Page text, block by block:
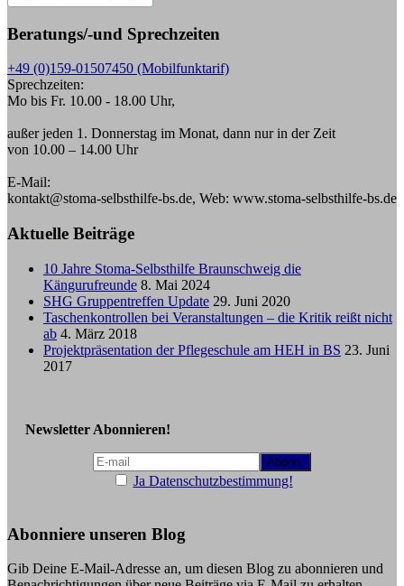
Beratungs/-und Sprechzeiten
+49 (0)159-01507450 (Mobilfunktarif)
Sprechzeiten:
Mo bis Fr. 10.00 - 18.00 Uhr,
außer jeden 1. Donnerstag im Monat, dann nur in der Zeit
von 10.00 – 14.00 Uhr
E-Mail:
kontakt@stoma-selbsthilfe-bs.de, Web: www.stoma-selbsthilfe-bs.de
Aktuelle Beiträge
10 Jahre Stoma-Selbsthilfe Braunschweig die
Kängurufreunde 8. Mai 2024
SHG Gruppentreffen Update 29. Juni 2020
Taschenkontrollen bei Veranstaltungen – die Kritik reißt nicht
ab 4. März 2018
Projektpräsentation der Pflegeschule am HEH in BS 23. Juni
2017
Newsletter Abonnieren!
Ja Datenschutzbestimmung!
Abonniere unseren Blog
Gib Deine E-Mail-Adresse an, um diesen Blog zu abonnieren und